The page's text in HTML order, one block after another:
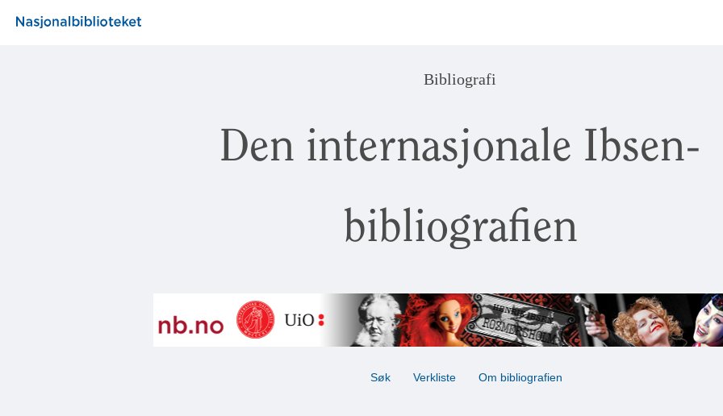
Bibliografi
Den internasjonale Ibsen-
bibliografien
Søk Verkliste Om bibliografien